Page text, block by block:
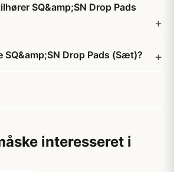
SQ&amp;SN Drop Pads
SQ&amp;SN Drop Pads (Sæt)?
interesseret i